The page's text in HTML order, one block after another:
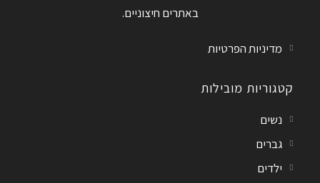
באתרים חיצוניים.
מדיניות הפרטיות
קטגוריות מובילות
נשים
גברים
ילדים